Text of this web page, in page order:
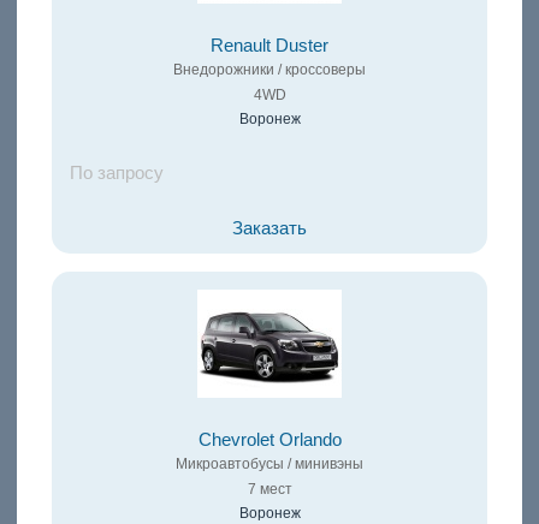
Renault Duster
Внедорожники / кроссоверы
4WD
Воронеж
По запросу
Заказать
Chevrolet Orlando
Микроавтобусы / минивэны
7 мест
Воронеж